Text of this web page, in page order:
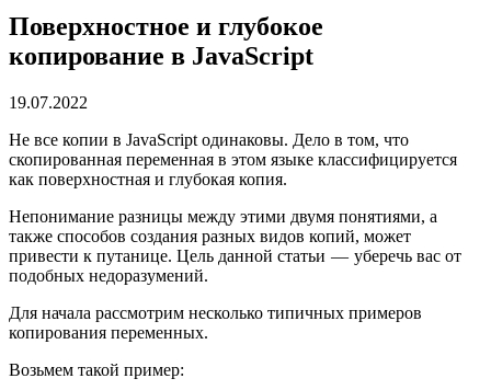
Поверхностное и глубокое
копирование в JavaScript
19.07.2022
Не все копии в JavaScript одинаковы. Дело в том, что
скопированная переменная в этом языке классифицируется
как поверхностная и глубокая копия.
Непонимание разницы между этими двумя понятиями, а
также способов создания разных видов копий, может
привести к путанице. Цель данной статьи — уберечь вас от
подобных недоразумений.
Для начала рассмотрим несколько типичных примеров
копирования переменных.
Возьмем такой пример: